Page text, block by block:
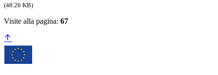
(48.26 KB)
Visite alla pagina: 67